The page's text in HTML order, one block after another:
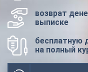
возврат
выписке
бесплатную
на полный